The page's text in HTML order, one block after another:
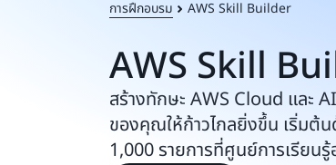
การฝึกอบรม AWS Skill Builder
AWS Skill
สร้างทักษะ AWS Cloud และ
ของคุณให้ก้าวไกลยิ่งขึ้น เริ่มต้
1,000 รายการที่ศูนย์การเรียนรู้